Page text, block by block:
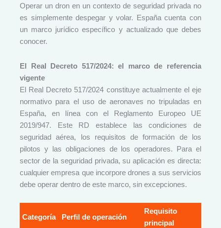
Operar un dron en un contexto de seguridad privada no
es simplemente despegar y volar. España cuenta con
un marco jurídico específico y actualizado que debes
conocer.
El Real Decreto 517/2024: el marco de referencia
vigente
El Real Decreto 517/2024 constituye actualmente el eje
normativo para el uso de aeronaves no tripuladas en
España, en línea con el Reglamento Europeo UE
2019/947. Este RD establece las condiciones de
seguridad aérea, los requisitos de formación de los
pilotos y las obligaciones de los operadores. Para el
sector de la seguridad privada, su aplicación es directa:
cualquier empresa que incorpore drones a sus servicios
debe operar dentro de este marco, sin excepciones.
Categoría Perfil de operación
Requisito
principal